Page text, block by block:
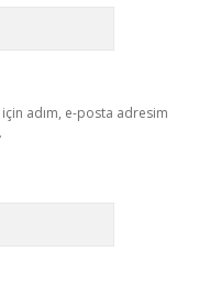
adım, e-posta adresim